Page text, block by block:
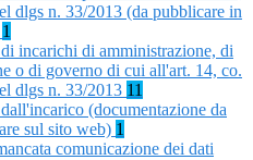
dlgs n. 33/2013 (da pubblicare in
1
incarichi di amministrazione, di
o di governo di cui all'art. 14, co.
dlgs n. 33/2013 11
(documentazione da
sul sito web) 1
comunicazione dei dati